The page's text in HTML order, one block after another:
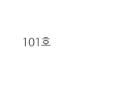
101호